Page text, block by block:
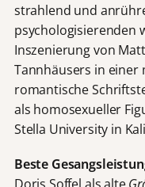
strahlend und
psychologisierenden
Inszenierung von
Tannhäusers in
romantische
als homosexueller
Stella University in
Beste